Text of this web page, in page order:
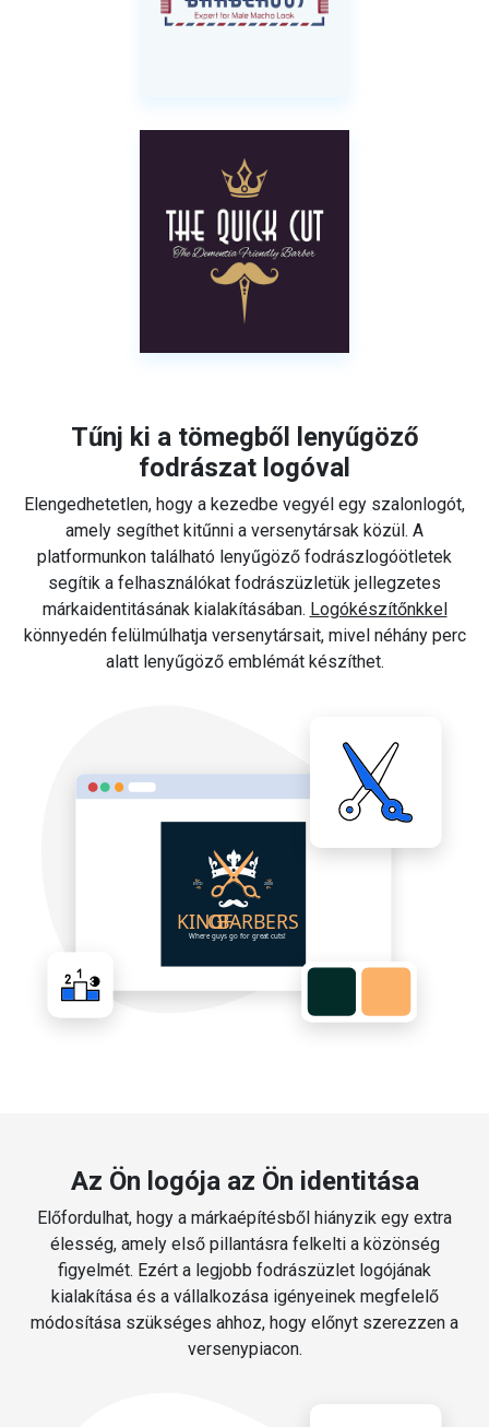
Tűnj ki a tömegből lenyűgöző
fodrászat logóval
Elengedhetetlen, hogy a kezedbe vegyél egy szalonlogót,
amely segíthet kitűnni a versenytársak közül. A
platformunkon található lenyűgöző fodrászlogóötletek
segítik a felhasználókat fodrászüzletük jellegzetes
márkaidentitásának kialakításában. Logókészítőnkkel
könnyedén felülmúlhatja versenytársait, mivel néhány perc
alatt lenyűgöző emblémát készíthet.
Az Ön logója az Ön identitása
Előfordulhat, hogy a márkaépítésből hiányzik egy extra
élesség, amely első pillantásra felkelti a közönség
figyelmét. Ezért a legjobb fodrászüzlet logójának
kialakítása és a vállalkozása igényeinek megfelelő
módosítása szükséges ahhoz, hogy előnyt szerezzen a
versenypiacon.